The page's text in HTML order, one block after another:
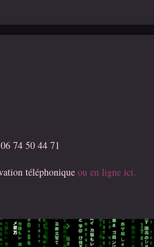
74 50 44 71
téléphonique ou en ligne ici.